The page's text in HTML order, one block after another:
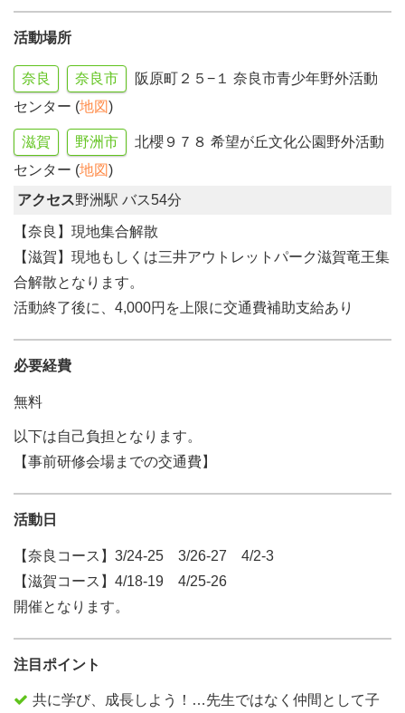
活動場所
奈良 奈良市
阪原町２５−１ 奈良市青少年野外活動
センター (地図)
滋賀 野洲市
北櫻９７８ 希望が丘文化公園野外活動
センター (地図)
アクセス野洲駅 バス54分
【奈良】現地集合解散
【滋賀】現地もしくは三井アウトレットパーク滋賀竜王集
合解散となります。
活動終了後に、4,000円を上限に交通費補助支給あり
必要経費
無料
以下は自己負担となります。
【事前研修会場までの交通費】
活動日
【奈良コース】3/24-25 3/26-27 4/2-3
【滋賀コース】4/18-19 4/25-26
開催となります。
注目ポイント
共に学び、成長しよう！…先生ではなく仲間として子